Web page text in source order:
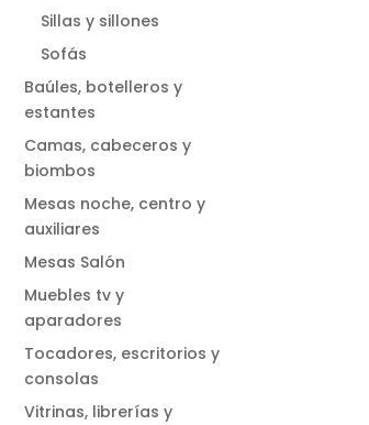
Sillas y sillones
Sofás
Baúles, botelleros y
estantes
Camas, cabeceros y
biombos
Mesas noche, centro y
auxiliares
Mesas Salón
Muebles tv y
aparadores
Tocadores, escritorios y
consolas
Vitrinas, librerías y